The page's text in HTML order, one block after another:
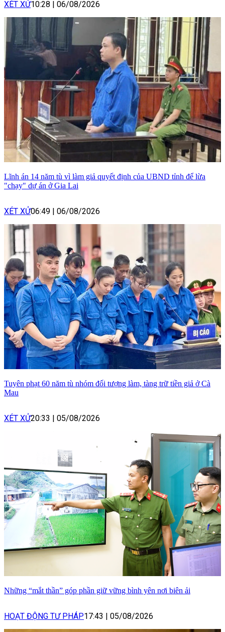
XÉT XỬ10:28 | 06/08/2026
Lĩnh án 14 năm tù vì làm giả quyết định của UBND tỉnh để lừa
"chạy" dự án ở Gia Lai
XÉT XỬ06:49 | 06/08/2026
Tuyên phạt 60 năm tù nhóm đối tượng làm, tàng trữ tiền giả ở Cà
Mau
XÉT XỬ20:33 | 05/08/2026
Những “mắt thần” góp phần giữ vững bình yên nơi biên ải
HOẠT ĐỘNG TƯ PHÁP17:43 | 05/08/2026